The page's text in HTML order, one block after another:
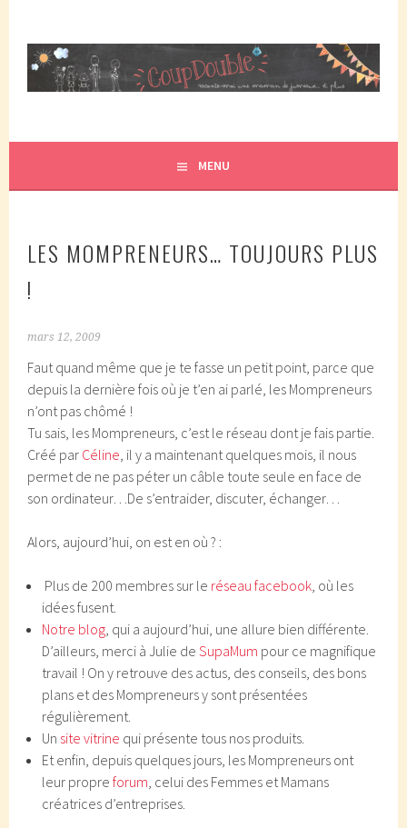
contenu
principal
COUP DOUBLE
JUMEAUX, ÇA NOUS TOMBE DESSUS ET CA NOUS
PROPULSE SUPER MAMAN! CA DONNE DEUX FOIS PLUS DE
MENU
LES MOMPRENEURS… TOUJOURS PLUS
!
mars 12, 2009
Faut quand même que je te fasse un petit point, parce que
depuis la dernière fois où je t’en ai parlé, les Mompreneurs
n’ont pas chômé !
Tu sais, les Mompreneurs, c’est le réseau dont je fais partie.
Créé par Céline, il y a maintenant quelques mois, il nous
permet de ne pas péter un câble toute seule en face de
son ordinateur…De s’entraider, discuter, échanger…
Alors, aujourd’hui, on est en où ? :
Plus de 200 membres sur le réseau facebook, où les
idées fusent.
Notre blog, qui a aujourd’hui, une allure bien différente.
D’ailleurs, merci à Julie deSupaMum pour ce magnifique
travail ! On y retrouve des actus, des conseils, des bons
plans et des Mompreneurs y sont présentées
régulièrement.
Un site vitrine qui présente tous nos produits.
Et enfin, depuis quelques jours, les Mompreneurs ont
leur propreforum, celui des Femmes et Mamans
créatrices d’entreprises.